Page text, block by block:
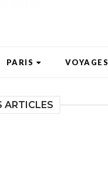
PARIS VOYAGES
ARTICLES